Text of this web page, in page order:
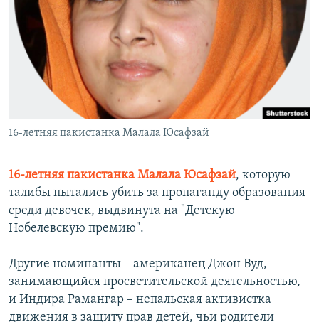
РАСПИСАНИЕ ВЕЩАНИЯ
ПОДПИШИТЕСЬ НА РАССЫЛКУ
СОЦИАЛЬНЫЕ СЕТИ
Все сайты РСЕ/РС
16-летняя пакистанка Малала Юсафзай
16-летняя пакистанка Малала Юсафзай, которую
талибы пытались убить за пропаганду образования
среди девочек, выдвинута на "Детскую
Нобелевскую премию".
Другие номинанты – американец Джон Вуд,
занимающийся просветительской деятельностью,
и Индира Рамангар – непальская активистка
движения в защиту прав детей, чьи родители